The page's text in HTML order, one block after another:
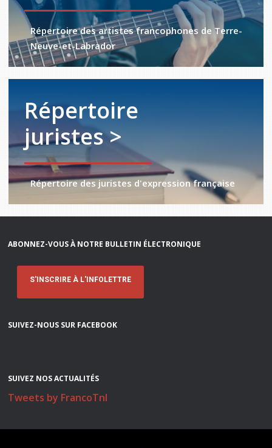
Répertoire des artistes francophones de Terre-
Neuve-et-Labrador
Répertoire
juristes >
Répertoire des juristes d'expression française
ABONNEZ-VOUS À NOTRE BULLETIN ÉLECTRONIQUE
S'INSCRIRE À L'INFOLETTRE
SUIVEZ-NOUS SUR FACEBOOK
SUIVEZ NOS ACTUALITÉS
Tweets by FrancoTnl